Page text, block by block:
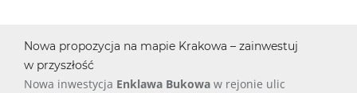
Nowa propozycja na mapie Krakowa – zainwestuj
w przyszłość
Nowa inwestycja Enklawa Bukowa w rejonie ulic